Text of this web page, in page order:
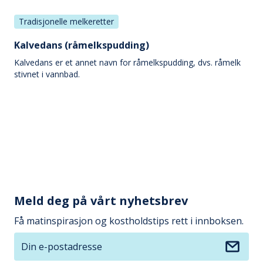
Tradisjonelle melkeretter
Kalvedans (råmelkspudding)
Kalvedans er et annet navn for råmelkspudding, dvs. råmelk
stivnet i vannbad.
Meld deg på vårt nyhetsbrev
Få matinspirasjon og kostholdstips rett i innboksen.
Din e-postadresse